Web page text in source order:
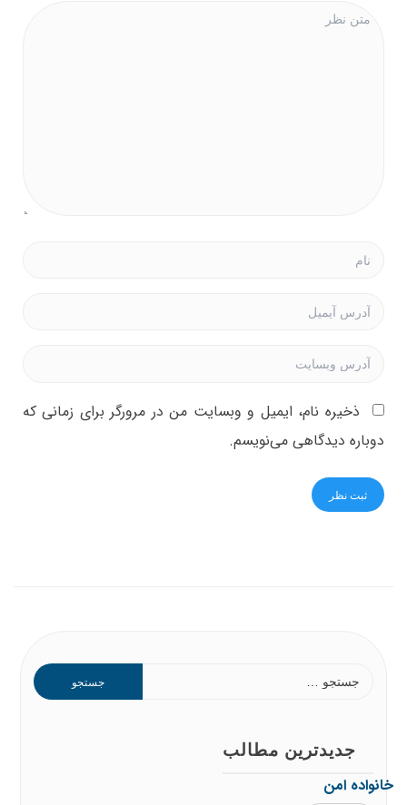
ذخیره نام، ایمیل و وبسایت من در مرورگر برای زمانی که
دوباره دیدگاهی می‌نویسم.
جدیدترین مطالب
خانواده امن